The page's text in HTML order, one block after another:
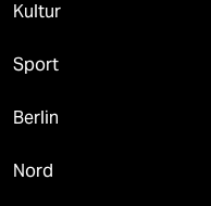
Kultur
Sport
Berlin
Nord